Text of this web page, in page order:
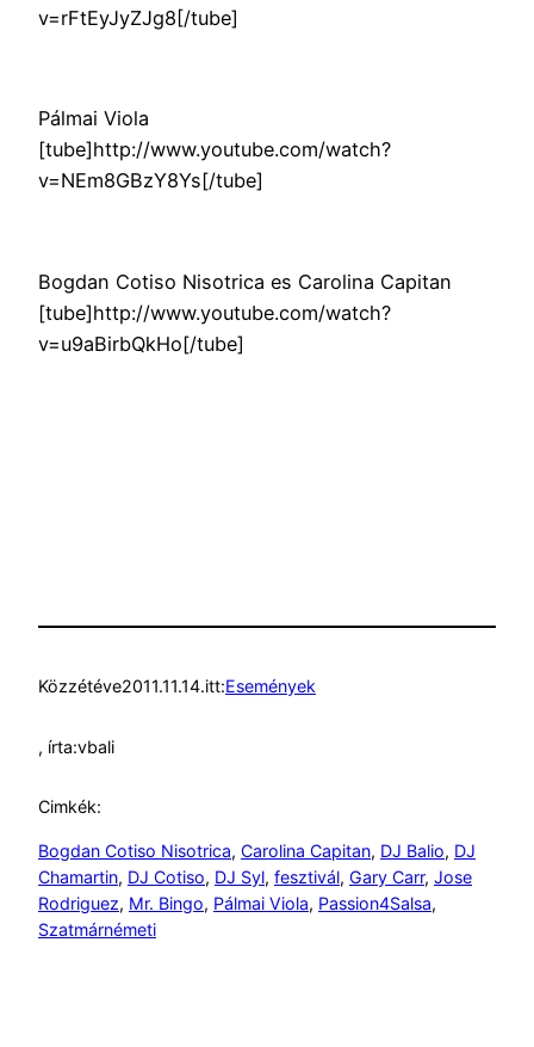
v=rFtEyJyZJg8[/tube]
Pálmai Viola
[tube]http://www.youtube.com/watch?
v=NEm8GBzY8Ys[/tube]
Bogdan Cotiso Nisotrica es Carolina Capitan
[tube]http://www.youtube.com/watch?
v=u9aBirbQkHo[/tube]
Közzétéve2011.11.14.itt:Események
, írta:vbali
Cimkék:
Bogdan Cotiso Nisotrica, Carolina Capitan, DJ Balio, DJ
Chamartin, DJ Cotiso, DJ Syl, fesztivál, Gary Carr, Jose
Rodriguez, Mr. Bingo, Pálmai Viola, Passion4Salsa
Szatmárnémeti